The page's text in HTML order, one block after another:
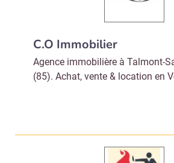
C.O Immobilier
Agence immobilière à Talmont-
(85). Achat, vente & location en